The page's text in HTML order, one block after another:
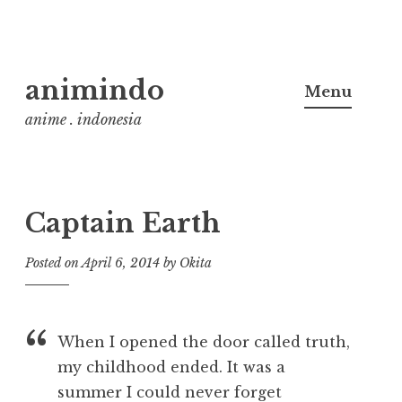
to
content
animindo
anime . indonesia
Menu
Captain Earth
Posted onApril 6, 2014 by Okita
When I opened the door called truth,
my childhood ended. It was a
summer I could never forget